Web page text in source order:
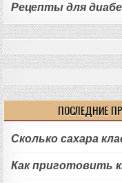
Рецепты для
ПОСЛЕДНИЕ
Сколько сахара
Как приготовить